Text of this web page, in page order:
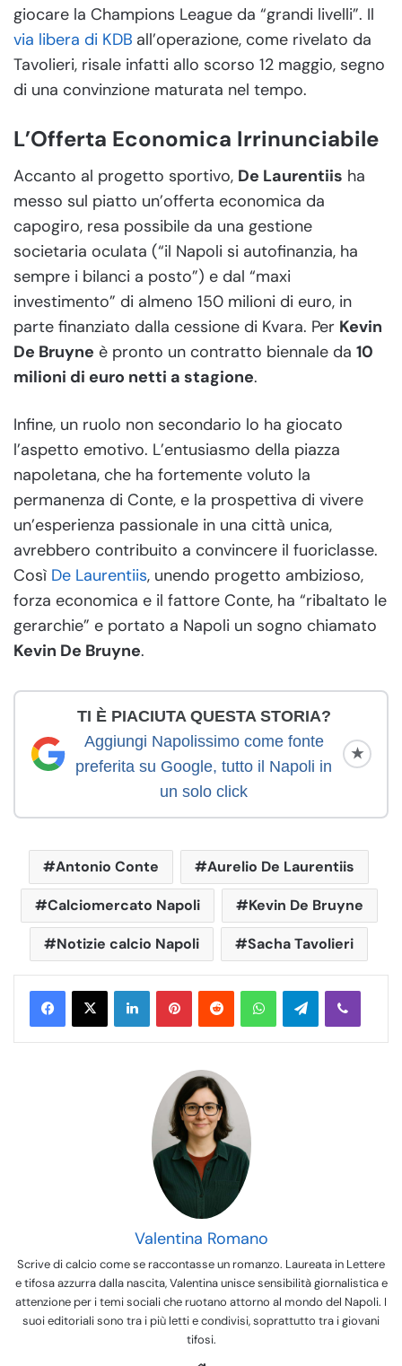
giocare la Champions League da “grandi livelli”. Il
via libera di KDB all’operazione, come rivelato da
Tavolieri, risale infatti allo scorso 12 maggio, segno
di una convinzione maturata nel tempo.
L’Offerta Economica Irrinunciabile
Accanto al progetto sportivo, De Laurentiis ha
messo sul piatto un’offerta economica da
capogiro, resa possibile da una gestione
societaria oculata (“il Napoli si autofinanzia, ha
sempre i bilanci a posto”) e dal “maxi
investimento” di almeno 150 milioni di euro, in
parte finanziato dalla cessione di Kvara. Per Kevin
De Bruyne è pronto un contratto biennale da 10
milioni di euro netti a stagione.
Infine, un ruolo non secondario lo ha giocato
l’aspetto emotivo. L’entusiasmo della piazza
napoletana, che ha fortemente voluto la
permanenza di Conte, e la prospettiva di vivere
un’esperienza passionale in una città unica,
avrebbero contribuito a convincere il fuoriclasse.
Così De Laurentiis, unendo progetto ambizioso,
forza economica e il fattore Conte, ha “ribaltato le
gerarchie” e portato a Napoli un sogno chiamato
Kevin De Bruyne.
TI È PIACIUTA QUESTA STORIA?
Aggiungi Napolissimo come fonte
preferita su Google, tutto il Napoli in
un solo click
★
Antonio Conte Aurelio De Laurentiis
Calciomercato Napoli Kevin De Bruyne
Notizie calcio Napoli Sacha Tavolieri
WhatsApp Telegram
Valentina Romano
Scrive di calcio come se raccontasse un romanzo. Laureata in Lettere
e tifosa azzurra dalla nascita, Valentina unisce sensibilità giornalistica e
attenzione per i temi sociali che ruotano attorno al mondo del Napoli. I
suoi editoriali sono tra i più letti e condivisi, soprattutto tra i giovani
tifosi.